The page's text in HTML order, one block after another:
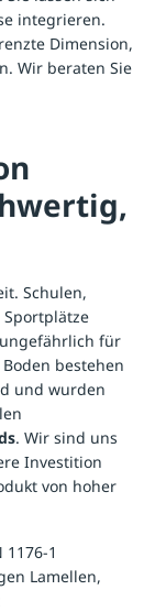
integrieren.
Dimension,
Wir beraten Sie
Schulen,
für
bestehen
und wurden
. Wir sind uns
Investition
von hoher
1
Lamellen,